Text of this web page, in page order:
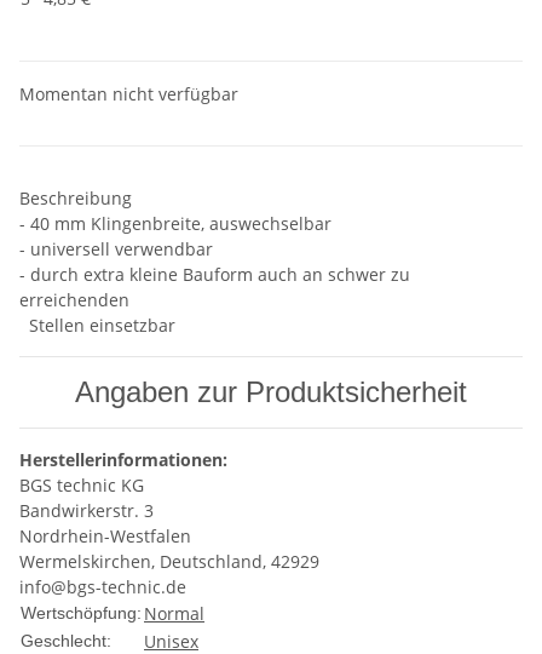
Momentan nicht verfügbar
Beschreibung
- 40 mm Klingenbreite, auswechselbar
- universell verwendbar
- durch extra kleine Bauform auch an schwer zu
erreichenden
Stellen einsetzbar
Angaben zur Produktsicherheit
Herstellerinformationen:
BGS technic KG
Bandwirkerstr. 3
Nordrhein-Westfalen
Wermelskirchen, Deutschland, 42929
info@bgs-technic.de
Wertschöpfung: Normal
Geschlecht: Unisex